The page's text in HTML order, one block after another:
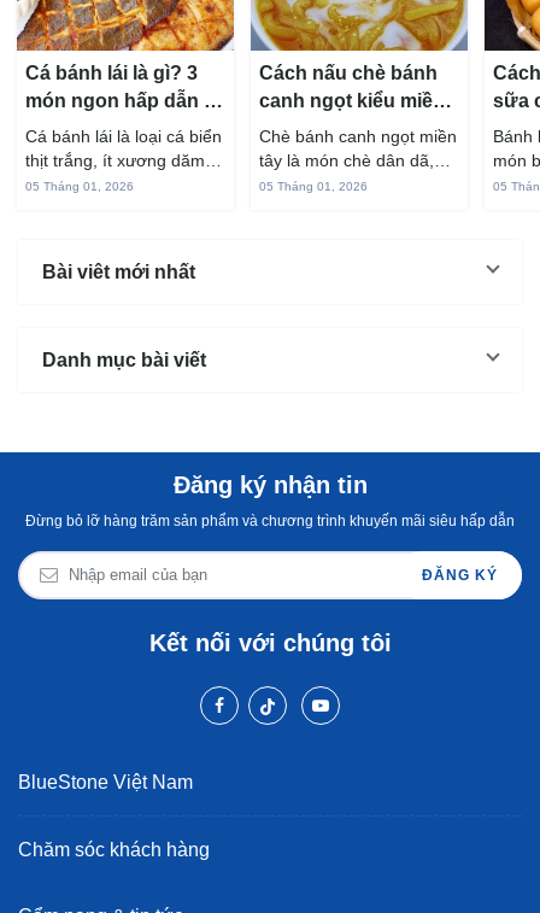
Cá bánh lái là gì? 3
món ngon hấp dẫn từ
cá bánh lái
Cá bánh lái là loại cá biển
thịt trắng, ít xương dăm,
vị ngọt và rất dễ ăn khi
thể...
05 Tháng 01, 2026
Cách nấu chè bánh
canh ngọt kiểu miền
Tây ngon chuẩn vị
Chè bánh canh ngọt miền
tây là món chè dân dã,
gắn liền với đời sống sinh
05 Tháng 01, 2026
sữa
hấp
Bánh
món
05
Bài viêt mới nhất
Danh mục bài viết
Đăng ký nhận tin
Đừng bỏ lỡ hàng trăm sản phẩm và chương trình khuyến mãi siêu hấp dẫn
ĐĂNG KÝ
Kết nối với chúng tôi
BlueStone Việt Nam
Chăm sóc khách hàng